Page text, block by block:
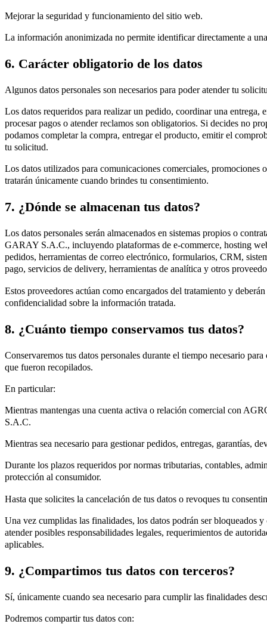
Mejorar la seguridad y funcionamiento del sitio web.
La información anonimizada no permite identificar directamente a
6. Carácter obligatorio de los datos
Algunos datos personales son necesarios para poder atender tu
Los datos requeridos para realizar un pedido, coordinar una entrega,
procesar pagos o atender reclamos son obligatorios. Si decides no
podamos completar la compra, entregar el producto, emitir el
tu solicitud.
Los datos utilizados para comunicaciones comerciales, promociones
tratarán únicamente cuando brindes tu consentimiento.
7. ¿Dónde se almacenan tus datos?
Los datos personales serán almacenados en sistemas propios o
GARAY S.A.C., incluyendo plataformas de e-commerce, hosting
pedidos, herramientas de correo electrónico, formularios, CRM,
pago, servicios de delivery, herramientas de analítica y otros
Estos proveedores actúan como encargados del tratamiento y
confidencialidad sobre la información tratada.
8. ¿Cuánto tiempo conservamos tus datos?
Conservaremos tus datos personales durante el tiempo necesario
que fueron recopilados.
En particular:
Mientras mantengas una cuenta activa o relación comercial con
S.A.C.
Mientras sea necesario para gestionar pedidos, entregas, garantías,
Durante los plazos requeridos por normas tributarias, contables,
protección al consumidor.
Hasta que solicites la cancelación de tus datos o revoques tu
Una vez cumplidas las finalidades, los datos podrán ser bloqueados y
atender posibles responsabilidades legales, requerimientos de
aplicables.
9. ¿Compartimos tus datos con terceros?
Sí, únicamente cuando sea necesario para cumplir las finalidades
Podremos compartir tus datos con: